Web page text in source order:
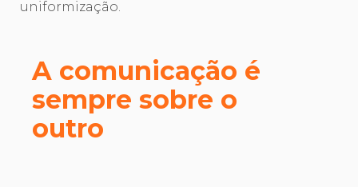
uniformização.
A comunicação é
sempre sobre o
outro